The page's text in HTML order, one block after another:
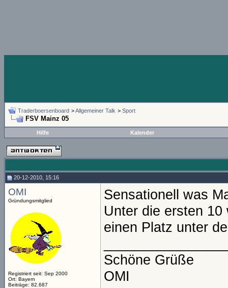
Traderboersenboard >Allgemeiner Talk > Sport
FSV Mainz 05
Hilfe Kalender
20-12-2010, 15:16
OMI
Gründungsmitglied
Registriert seit: Sep 2000
Ort: Bayern
Beiträge: 82.687
Sensationell was
Unter die ersten
einen Platz unter
Schöne Grüße
OMI